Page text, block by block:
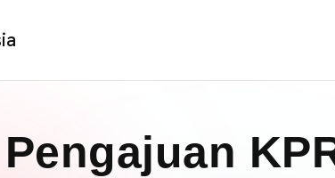
Pengajuan